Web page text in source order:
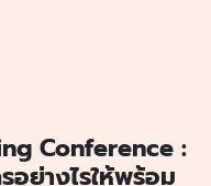
Conference :
อย่างไรให้พร้อม